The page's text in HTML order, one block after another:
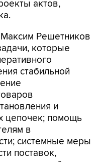
Решетников
стабильной
и
цепочек; помощь
в
системные меры
поставок,
роста гибкости